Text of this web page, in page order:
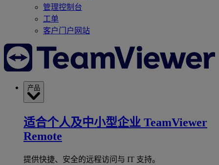
管理控制台
工单
客户门户网站
产品
适合个人及中小型企业 TeamViewer
Remote
提供快捷、安全的远程访问与 IT 支持。